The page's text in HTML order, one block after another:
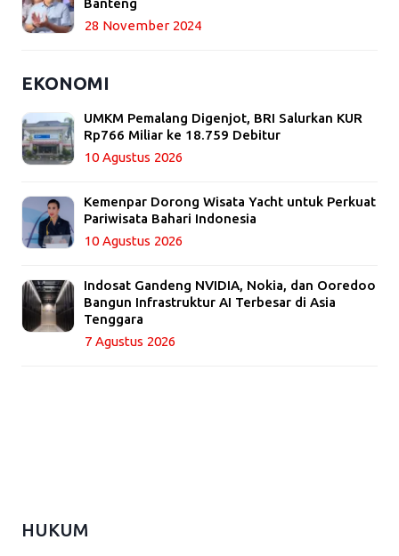
28 November 2024
EKONOMI
UMKM Pemalang Digenjot, BRI Salurkan KUR
Rp766 Miliar ke 18.759 Debitur
10 Agustus 2026
Kemenpar Dorong Wisata Yacht untuk Perkuat
Pariwisata Bahari Indonesia
10 Agustus 2026
Indosat Gandeng NVIDIA, Nokia, dan Ooredoo
Bangun Infrastruktur AI Terbesar di Asia
Tenggara
7 Agustus 2026
HUKUM